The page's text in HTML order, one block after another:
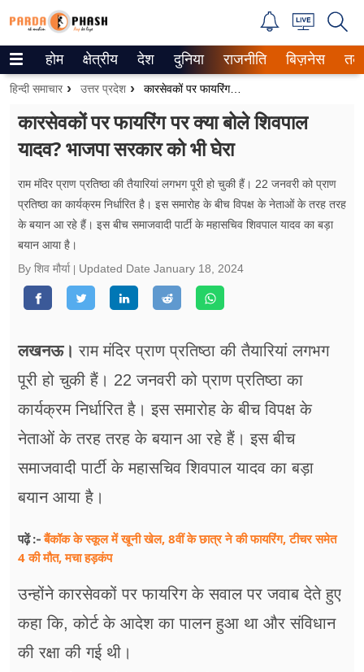
Trending on Google News
ePaper
वेब स्टोरीज
उत्तर प्रदेश
गैलरी
वीडियो
रिलेशनशिप
फूड
सेहत
ब्‍यूटी
अन्य खबरें
होम क्षेत्रीय देश दुनिया राजनीति बिज़नेस
हिन्दी समाचार उत्तर प्रदेश कारसेवकों पर फायरिंग पर क्या बोले शिवपाल यादव? भाजपा सरकार को भी घेरा
कारसेवकों पर फायरिंग पर क्या बोले शिवपाल
यादव? भाजपा सरकार को भी घेरा
राम मंदिर प्राण प्रतिष्ठा की तैयारियां लगभग पूरी हो चुकी हैं। 22 जनवरी को प्राण
प्रतिष्ठा का कार्यक्रम निर्धारित है। इस समारोह के बीच विपक्ष के नेताओं के तरह तरह
के बयान आ रहे हैं। इस बीच समाजवादी पार्टी के महासचिव शिवपाल यादव का बड़ा
बयान आया है।
By शिव मौर्या
Updated Date January 18, 2024
लखनऊ। राम मंदिर प्राण प्रतिष्ठा की तैयारियां लगभग
पूरी हो चुकी हैं। 22 जनवरी को प्राण प्रतिष्ठा का
कार्यक्रम निर्धारित है। इस समारोह के बीच विपक्ष के
नेताओं के तरह तरह के बयान आ रहे हैं। इस बीच
समाजवादी पार्टी के महासचिव शिवपाल यादव का बड़ा
बयान आया है।
पढ़ें :-बैंकॉक के स्कूल में खूनी खेल, 8वीं के छात्र ने की फायरिंग, टीचर समेत
4 की मौत, मचा हड़कंप
उन्होंने कारसेवकों पर फायरिग के सवाल पर जवाब देते हुए
कहा कि, कोर्ट के आदेश का पालन हुआ था और संविधान
की रक्षा की गई थी।